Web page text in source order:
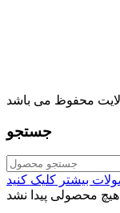
جستجو
هیچ محصولی پیدا نشد